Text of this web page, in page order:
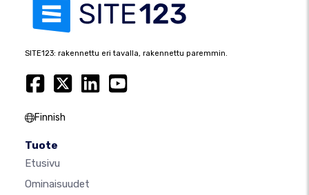
SITE123: rakennettu eri tavalla, rakennettu paremmin.
Finnish
Tuote
Etusivu
Ominaisuudet